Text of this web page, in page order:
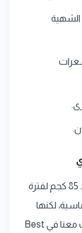
الشهية
سارة، 32 عاماً، كانت تعاني من ثبات وزنها عند 85 كجم لفترة
لكنها
كانت سرعان ما تعود لوزنها السابق. تواصلت معنا في Best